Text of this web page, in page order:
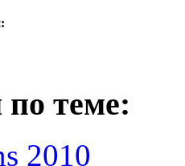
теме:
2010